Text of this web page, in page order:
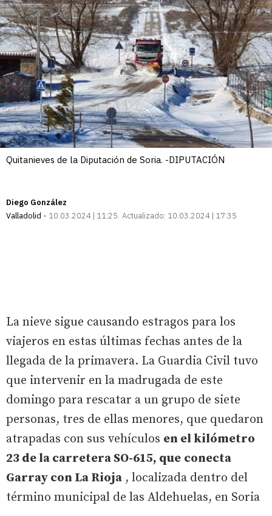
Quitanieves de la Diputación de Soria. -DIPUTACIÓN
Diego González
Valladolid
10.03.2024 | 11:25 Actualizado: 10.03.2024 | 17:35
La nieve sigue causando estragos para los
viajeros en estas últimas fechas antes de la
llegada de la primavera. La Guardia Civil tuvo
que intervenir en la madrugada de este
domingo para rescatar a un grupo de siete
personas, tres de ellas menores, que quedaron
atrapadas con sus vehículos en el kilómetro
23 de la carretera SO-615, que conecta
Garray con La Rioja , localizada dentro del
término municipal de las Aldehuelas, en Soria